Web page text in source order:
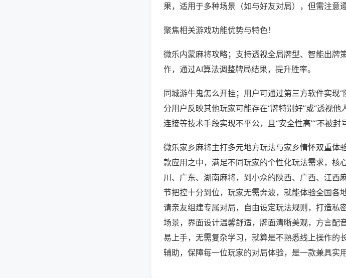
果，适用于多种场景（如与好友对局），但需注意
聚焦相关游戏功能优势与特色！
微乐内蒙麻将攻略；支持透视全局牌型、智能出牌
作，通过AI算法调整牌局结果，提升胜率。
同城游牛鬼怎么开挂；用户可通过第三方软件实现“
分用户反映其他玩家可能存在“牌特别好”或“透视
连接等技术手段实现不平公，且“安全性高”“不被封号
微乐家乡麻将主打多元地方玩法与家乡情怀双重体
款应用之中，满足不同玩家的个性化玩法需求，核
川、广东、湖南麻将，到小众的陕西、广西、江西
节把控十分到位，玩家无需奔波，就能体验全国各
请亲友组建专属对局，自由设定玩法规则，打造私
场景，界面设计温馨舒适，牌面清晰美观，方言配
易上手，无需复杂学习，就算是不熟悉线上操作的
辅助，保障每一位玩家的对局体验，是一款兼具实